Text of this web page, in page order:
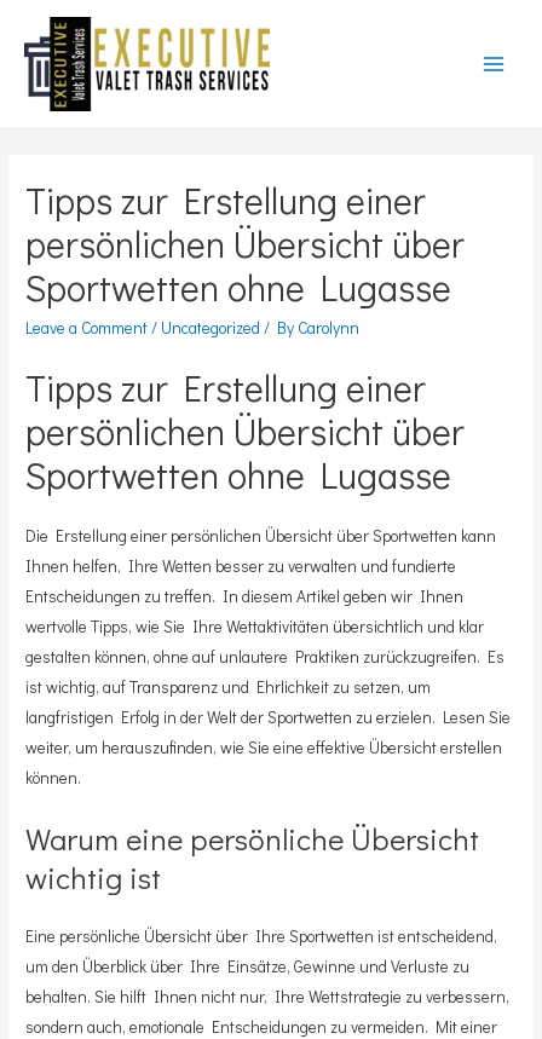
Tipps zur Erstellung einer
persönlichen Übersicht über
Sportwetten ohne Lugasse
Leave a Comment/ Uncategorized / By Carolynn
Tipps zur Erstellung einer
persönlichen Übersicht über
Sportwetten ohne Lugasse
Die Erstellung einer persönlichen Übersicht über Sportwetten kann
Ihnen helfen, Ihre Wetten besser zu verwalten und fundierte
Entscheidungen zu treffen. In diesem Artikel geben wir Ihnen
wertvolle Tipps, wie Sie Ihre Wettaktivitäten übersichtlich und klar
gestalten können, ohne auf unlautere Praktiken zurückzugreifen. Es
ist wichtig, auf Transparenz und Ehrlichkeit zu setzen, um
langfristigen Erfolg in der Welt der Sportwetten zu erzielen. Lesen Sie
weiter, um herauszufinden, wie Sie eine effektive Übersicht erstellen
können.
Warum eine persönliche Übersicht
wichtig ist
Eine persönliche Übersicht über Ihre Sportwetten ist entscheidend,
um den Überblick über Ihre Einsätze, Gewinne und Verluste zu
behalten. Sie hilft Ihnen nicht nur, Ihre Wettstrategie zu verbessern,
sondern auch, emotionale Entscheidungen zu vermeiden. Mit einer